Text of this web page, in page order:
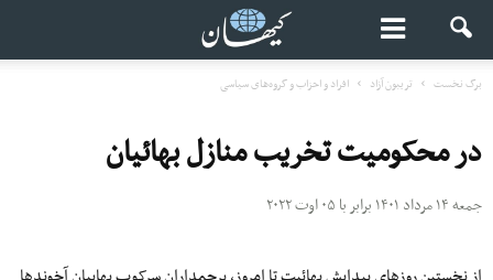
برگ نخست تریبون آزاد افراد و احزاب و گروه‌های سیاسی
در محکومیت تخریب منازل بهائیان
جمعه ۱۴ مرداد ۱۴۰۱ برابر با ۰۵ اوت ۲۰۲۲